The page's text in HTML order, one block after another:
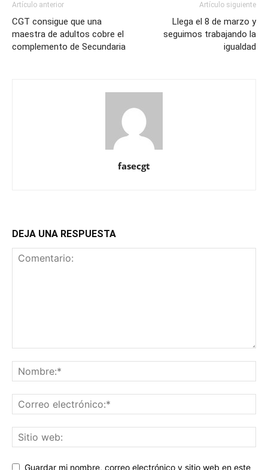
Artículo anterior
CGT consigue que una
maestra de adultos cobre el
complemento de Secundaria
Artículo siguiente
Llega el 8 de marzo y
seguimos trabajando la
igualdad
fasecgt
DEJA UNA RESPUESTA
Guardar mi nombre, correo electrónico y sitio web en este